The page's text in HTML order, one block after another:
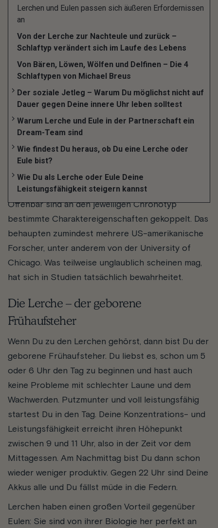
Lerchen und Eulen passen sich äußeren Erfordernissen
an
Von der Lerche zur Nachteule und zurück –
Schlaftyp verändert sich im Laufe des Lebens
Von Bären, Löwen, Wölfen und Delfinen – Die 4
Schlaftypen von Michael Breus
Der soziale Jetleg – Warum Du möglichst nicht auf
Dauer gegen Deine innere Uhr leben solltest
Warum Lerche und Eule in der Partnerschaft ein
Dream-Team sind
Wie findest Du heraus, ob Du eine Lerche oder
Eule bist?
Wie Du als Lerche oder Eule Deine
Leistungsfähigkeit steigern kannst
Die Chronobiologie unterscheidet 2
Hauptkategorien: den Schlaftyp Lerche
(„Frühaufsteher“) und den Schlaftyp Eule
(Langschläfer). Daneben gibt es für manche
Forscher noch den „Napper“ („Nickerchen“-Typ)
und den Nachmittagstypen, als
Zwischenkategorien. Wieder andere
Wissenschaftler wie der Psychologe Michael Breus
sprechen von Löwen, Bären, Wölfen und Delfinen.
Die Lerche und ihre
Eigenschaften
Offenbar sind an den jeweiligen Chronotyp
bestimmte Charaktereigenschaften gekoppelt. Das
behaupten zumindest mehrere US-amerikanische
Forscher, unter anderem von der University of
Chicago. Was teilweise unglaublich scheinen mag,
hat sich in Studien tatsächlich bewahrheitet.
Die Lerche – der geborene
Frühaufsteher
Wenn Du zu den Lerchen gehörst, dann bist Du der
geborene Frühaufsteher. Du liebst es, schon um 5
oder 6 Uhr den Tag zu beginnen und hast auch
keine Probleme mit schlechter Laune und dem
Wachwerden. Putzmunter und voll leistungsfähig
startest Du in den Tag. Deine Konzentrations- und
Leistungsfähigkeit erreicht ihren Höhepunkt
zwischen 9 und 11 Uhr, also in der Zeit vor dem
Mittagessen. Am Nachmittag bist Du dann schon
wieder weniger produktiv. Gegen 22 Uhr sind Deine
Akkus alle und Du fällst müde in die Federn.
Lerchen haben einen großen Vorteil gegenüber
Eulen: Sie sind von ihrer Biologie her perfekt an